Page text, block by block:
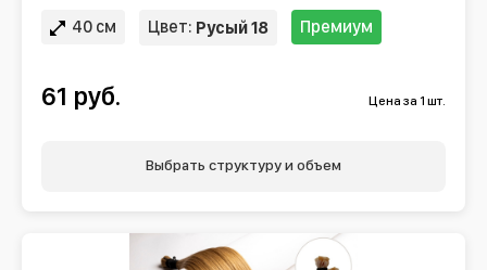
40 см Цвет: Русый 18 Премиум
61 руб. Цена за 1 шт.
Выбрать структуру и объем